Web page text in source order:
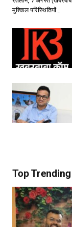
मुश्किल परिस्थितियों…
Top Trending